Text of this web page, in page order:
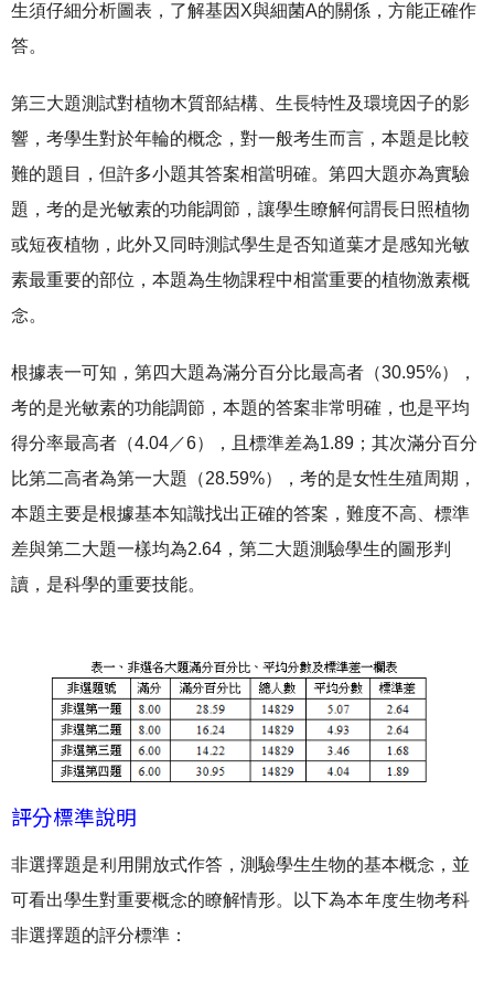
生須仔細分析圖表，了解基因X與細菌A的關係，方能正確作
答。
第三大題測試對植物木質部結構、生長特性及環境因子的影
響，考學生對於年輪的概念，對一般考生而言，本題是比較
難的題目，但許多小題其答案相當明確。第四大題亦為實驗
題，考的是光敏素的功能調節，讓學生瞭解何謂長日照植物
或短夜植物，此外又同時測試學生是否知道葉才是感知光敏
素最重要的部位，本題為生物課程中相當重要的植物激素概
念。
根據表一可知，第四大題為滿分百分比最高者（30.95%），
考的是光敏素的功能調節，本題的答案非常明確，也是平均
得分率最高者（4.04／6），且標準差為1.89；其次滿分百分
比第二高者為第一大題（28.59%），考的是女性生殖周期，
本題主要是根據基本知識找出正確的答案，難度不高、標準
差與第二大題一樣均為2.64，第二大題測驗學生的圖形判
讀，是科學的重要技能。
評分標準說明
非選擇題是利用開放式作答，測驗學生生物的基本概念，並
可看出學生對重要概念的瞭解情形。以下為本年度生物考科
非選擇題的評分標準：